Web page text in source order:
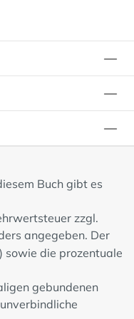
Buch gibt es
zzgl.
angegeben. Der
sowie die prozentuale
gebundenen